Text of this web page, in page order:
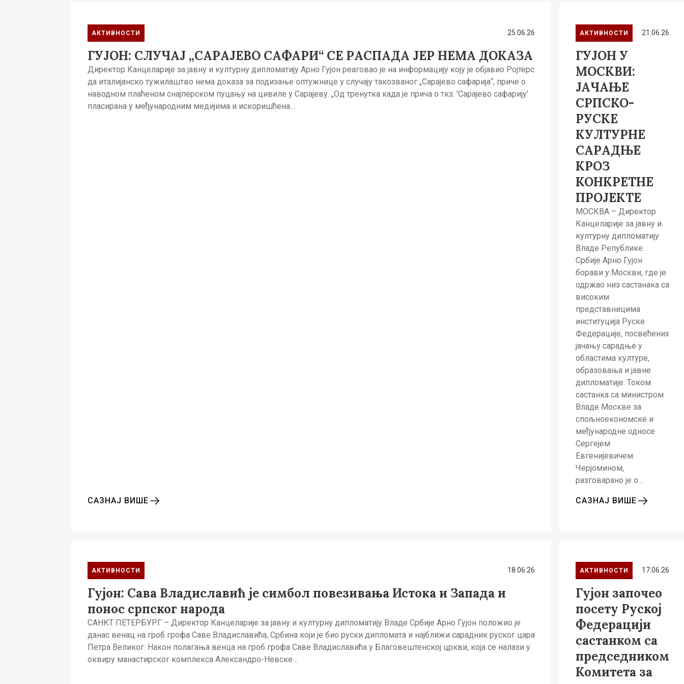
АКТИВНОСТИ 25.06.26
ГУЈОН: СЛУЧАЈ „САРАЈЕВO САФАРИ“ СЕ РАСПАДА ЈЕР НЕМА ДОКАЗА
Директор Канцеларије за јавну и културну дипломатију Арно Гујон реаговао је на информацију коју је објавио Ројтерс
да италијанско тужилаштво нема доказа за подизање оптужнице у случају такозваног „Сарајево сафарија“, приче о
наводном плаћеном снајперском пуцању на цивиле у Сарајеву. „Од тренутка када је прича о ткз. 'Сарајево сафарију'
пласирана у међународним медијима и искоришћена…
САЗНАЈ ВИШЕ
АКТИВНОСТИ 21.06.26
ГУЈОН У
МОСКВИ:
ЈАЧАЊЕ
СРПСКО-
РУСКЕ
КУЛТУРНЕ
САРАДЊЕ
КРОЗ
КОНКРЕТНЕ
ПРОЈЕКТЕ
МОСКВА – Директор
Канцеларије за јавну и
културну дипломатију
Владе Републике
Србије Арно Гујон
борави у Москви, где је
одржао низ састанака са
високим
представницима
институција Руске
Федерације, посвећених
јачању сарадње у
областима културе,
образовања и јавне
дипломатије. Током
састанка са министром
Владе Москве за
спољноекономске и
међународне односе
Сергејем
Евгенијевичем
Черјомином,
разговарано је о…
САЗНАЈ ВИШЕ
АКТИВНОСТИ 18.06.26
Гујон: Сава Владиславић је симбол повезивања Истока и Запада и
понос српског народа
САНКТ ПЕТЕРБУРГ – Директор Канцеларије за јавну и културну дипломатију Владе Србије Арно Гујон положио је
данас венац на гроб грофа Саве Владиславића, Србина који је био руски дипломата и најближи сарадник руског цара
Петра Великог. Након полагања венца на гроб грофа Саве Владиславића у Благовештенској цркви, која се налази у
оквиру манастирског комплекса Александро-Невске…
АКТИВНОСТИ 17.06.26
Гујон започео
посету Руској
Федерацији
састанком са
председником
Комитета за